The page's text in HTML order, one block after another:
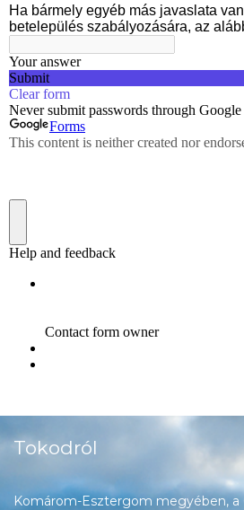
Tokodról
Komárom-Esztergom megyében, a